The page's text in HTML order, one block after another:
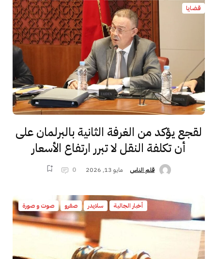
قضايا
لقجع يؤكد من الغرفة الثانية بالبرلمان على
أن تكلفة النقل لا تبرر ارتفاع الأسعار
قلم الناس مايو 13, 2026 0
أخبار الجالية سلايدر صفرو صوت و صورة